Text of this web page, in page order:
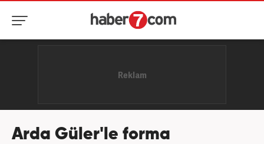
Arda Güler'le forma